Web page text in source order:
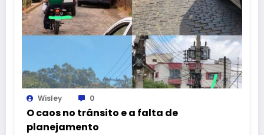
Wisley 0
O caos no trânsito e a falta de
planejamento